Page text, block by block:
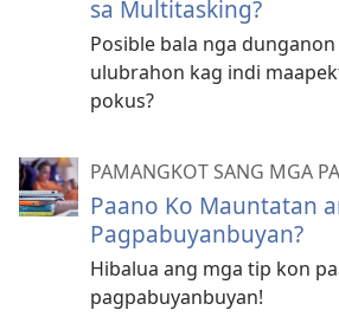
sa Multitasking?
Posible bala nga
ulubrahon kag indi
pokus?
PAMANGKOT SANG MGA
Paano Ko Mauntatan
Pagpabuyanbuyan?
Hibalua ang mga tip kon
pagpabuyanbuyan!